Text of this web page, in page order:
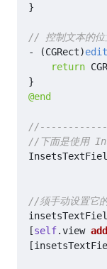
}
-
(CGRect)
return
}
@end
[self.view
[